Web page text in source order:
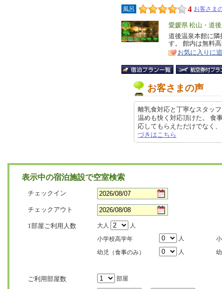
風呂 4 お客さま
エ
リ
ア
愛媛県 松山・道後
特
徴
道後温泉本館に
す。 館内は無料
お気に入りに
お客さまの声
離乳食対応と丁寧なスタッ
温めも快く対応頂けた。 食
応してもらえただけでなく
づきはこちら
表示中の宿泊施設で空室検索
チェックイン
チェックアウト
1部屋ご利用人数 大人
人
小学校高学年
人
幼児（食事のみ）
人
ご利用部屋数 部屋